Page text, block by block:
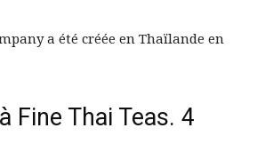
a été créée en Thaïlande en
Fine Thai Teas. 4